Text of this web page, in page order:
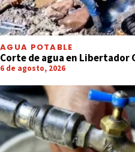
AGUA POTABLE
Corte de agua en Libertador
6 de agosto, 2026